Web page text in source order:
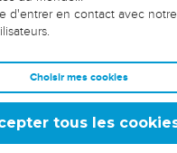
avaient des têtes, et c'est
ceux qui n'avaient pas
pas de ce que
pas d’adorer les
en bronze, en pierre
d'entrer en contact avec
Choisir mes cookies
tous les